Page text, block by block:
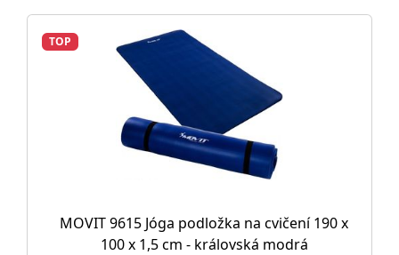
TOP
MOVIT 9615 Jóga podložka na cvičení 190 x
100 x 1,5 cm - královská modrá